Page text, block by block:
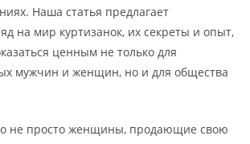
Наша статья предлагает
на мир куртизанок, их секреты и опыт,
ценным не только для
мужчин и женщин, но и для общества
не просто женщины, продающие свою